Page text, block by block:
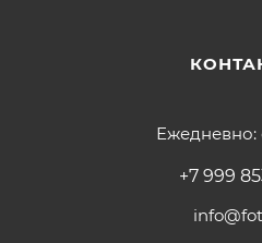
Ежедневно:
+7 999